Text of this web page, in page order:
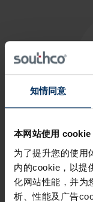
知情同意
本网站使用 cookie
为了提升您的使用
内的cookie，以提
化网站性能，并为
析、性能及广告
在 30 多个